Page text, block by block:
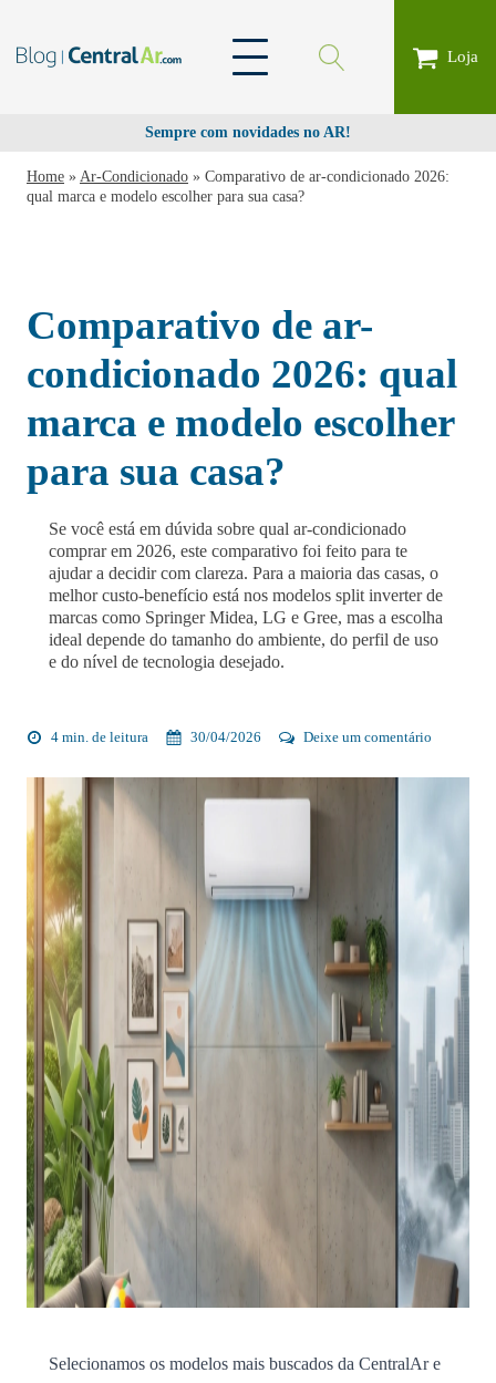
Loja
Sempre com novidades no AR!
Home » Ar-Condicionado » Comparativo de ar-condicionado 2026:
qual marca e modelo escolher para sua casa?
Comparativo de ar-
condicionado 2026: qual
marca e modelo escolher
para sua casa?
Se você está em dúvida sobre qual ar-condicionado
comprar em 2026, este comparativo foi feito para te
ajudar a decidir com clareza. Para a maioria das casas, o
melhor custo-benefício está nos modelos split inverter de
marcas como Springer Midea, LG e Gree, mas a escolha
ideal depende do tamanho do ambiente, do perfil de uso
e do nível de tecnologia desejado.
4 min. de leitura 30/04/2026 Deixe um comentário
Selecionamos os modelos mais buscados da CentralAr e